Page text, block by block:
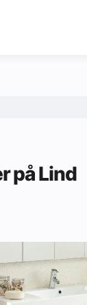
på Lind